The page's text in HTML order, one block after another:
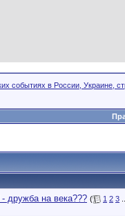
событиях в России, Украине,
на века??? ( 1 2 3